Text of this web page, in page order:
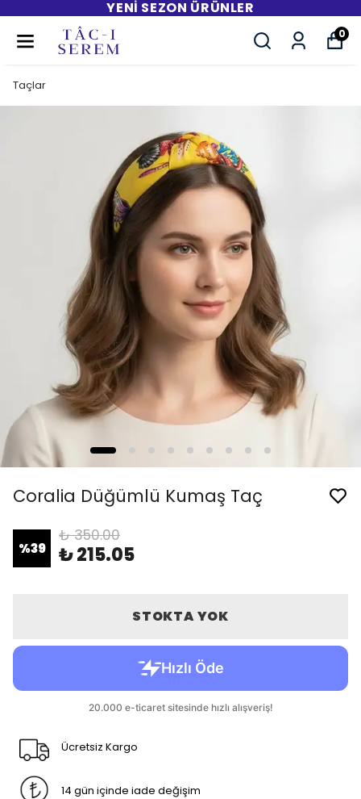
ÜCRETSIZ KARGO
0
Taçlar
Coralia Düğümlü Kumaş Taç
%39
₺ 350.00
₺ 215.05
STOKTA YOK
Ücretsiz Kargo
14 gün içinde iade değişim